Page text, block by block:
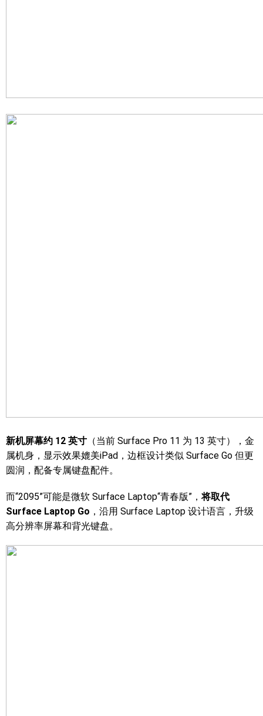
新机屏幕约 12 英寸 （当前 Surface Pro 11 为 13 英寸），金
属机身，显示效果媲美iPad，边框设计类似 Surface Go 但更
圆润，配备专属键盘配件。
而“2095”可能是微软 Surface Laptop“青春版”，将取代
Surface Laptop Go ，沿用 Surface Laptop 设计语言，升级
高分辨率屏幕和背光键盘。